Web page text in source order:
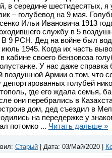
в середине шестидесятых,
– голубевод на 9 мая.
Ильи Ивановича 1913
службу в 5
В 9 РСН. Дед на войне был
июль 1945. Когда их часть
кабине своего бензовоза
У нас даже справка
воздушной Армии о том, что
голубей
где его ждала семья,
они перебрались в
дом, дед съездил в
на передержке у
потомко ... Читать дальше »
Старый Дата: 03/Май/2020